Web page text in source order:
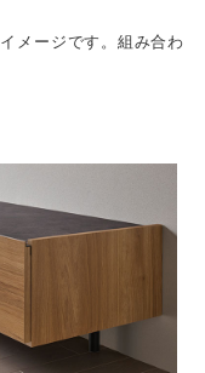
メージです。組み合わ